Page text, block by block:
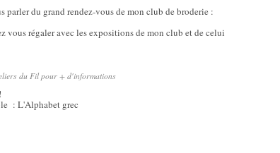
du grand rendez-vous de mon club de broderie :
vous régaler avec les expositions de mon club et de celui
du Fil pour + d'informations
!
: L'Alphabet grec